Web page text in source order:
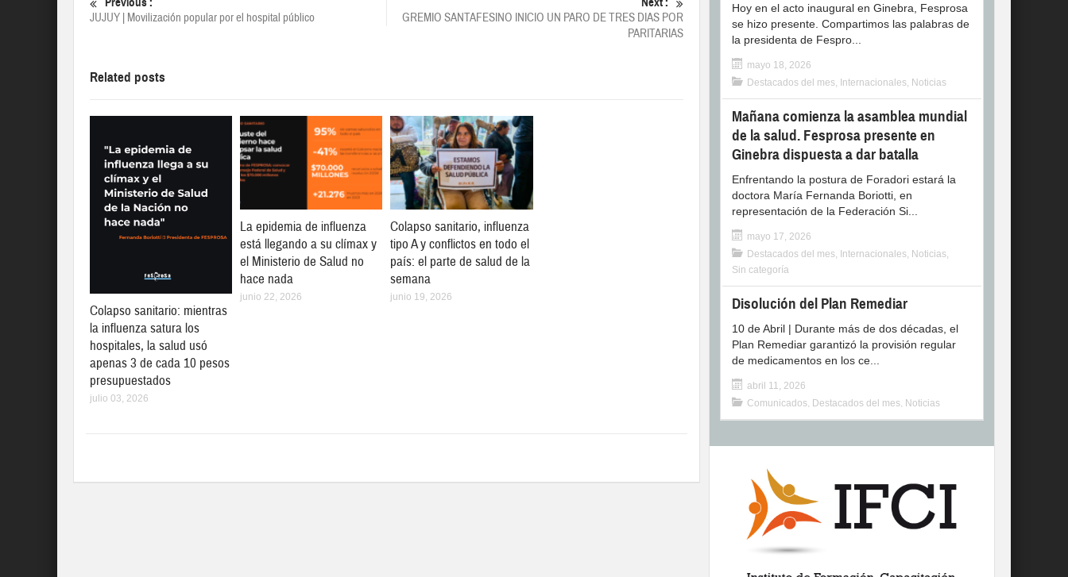
JUJUY | Movilización popular por el hospital público
GREMIO SANTAFESINO INICIO UN PARO DE TRES DIAS POR
PARITARIAS
Related posts
Colapso sanitario: mientras
la influenza satura los
hospitales, la salud usó
apenas 3 de cada 10 pesos
presupuestados
julio 03, 2026
La epidemia de influenza
está llegando a su clímax y
el Ministerio de Salud no
hace nada
junio 22, 2026
Colapso sanitario, influenza
tipo A y conflictos en todo el
país: el parte de salud de la
semana
junio 19, 2026
Hoy en el acto inaugural en Ginebra, Fesprosa
se hizo presente. Compartimos las palabras de
la presidenta de Fespro...
mayo 18, 2026
Destacados del mes, Internacionales, Noticias
Mañana comienza la asamblea mundial
de la salud. Fesprosa presente en
Ginebra dispuesta a dar batalla
Enfrentando la postura de Foradori estará la
doctora María Fernanda Boriotti, en
representación de la Federación Si...
mayo 17, 2026
Destacados del mes, Internacionales, Noticias,
Sin categoría
Disolución del Plan Remediar
10 de Abril | Durante más de dos décadas, el
Plan Remediar garantizó la provisión regular
de medicamentos en los ce...
abril 11, 2026
Comunicados, Destacados del mes, Noticias